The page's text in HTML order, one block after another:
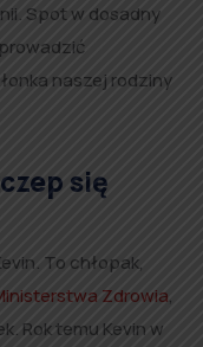
Spot w dosadny
naszej rodziny
się
To chłopak,
Zdrowia,
Rok temu Kevin w